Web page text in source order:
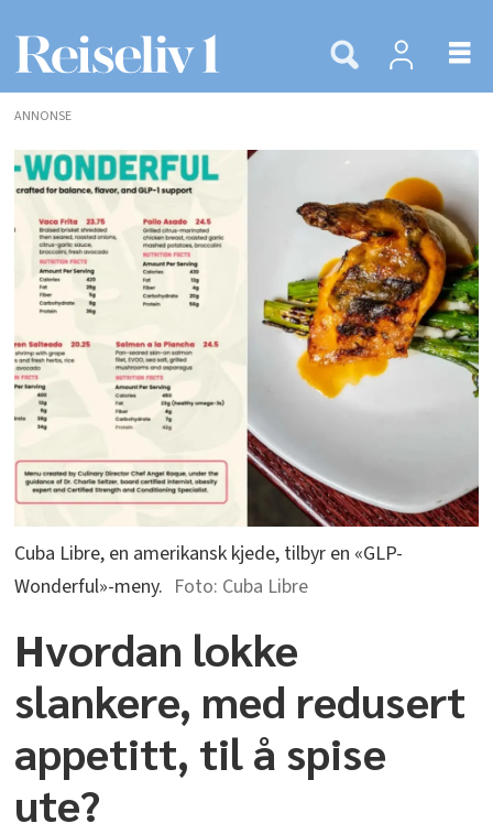
ANNONSE
Cuba Libre, en amerikansk kjede, tilbyr en «GLP-
Wonderful»-meny.
Cuba Libre
Hvordan lokke
slankere, med redusert
appetitt, til å spise
ute?